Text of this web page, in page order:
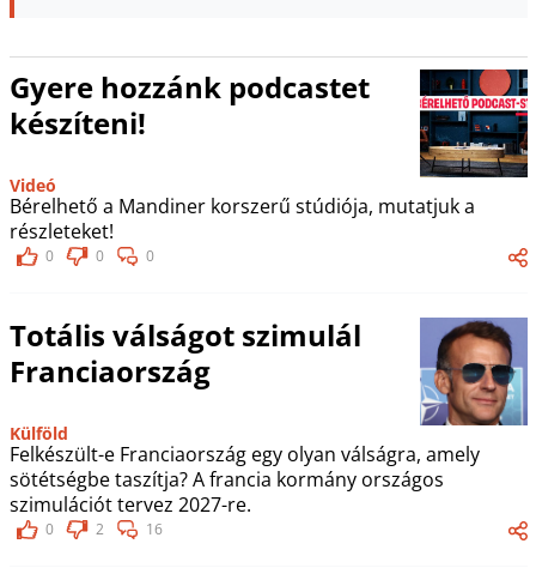
Gyere hozzánk podcastet
készíteni!
Videó
Bérelhető a Mandiner korszerű stúdiója, mutatjuk a
részleteket!
0 0 0
Totális válságot szimulál
Franciaország
Külföld
Felkészült-e Franciaország egy olyan válságra, amely
sötétségbe taszítja? A francia kormány országos
szimulációt tervez 2027-re.
0 2 16